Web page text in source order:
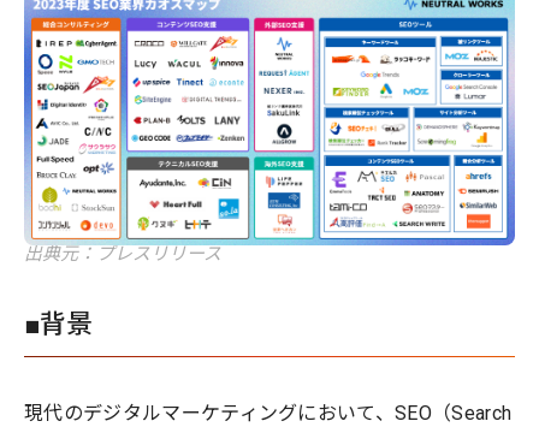
出典元：プレスリリース
■背景
現代のデジタルマーケティングにおいて、SEO（Search